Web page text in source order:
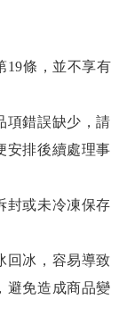
19條，並不享有
項錯誤缺少，請
安排後續處理事
封或未冷凍保存
回冰，容易導致
避免造成商品變